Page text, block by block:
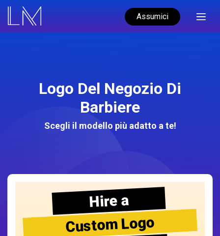
Assumici
Logo Del Negozio Di
Barbiere
Scegli il modello più adatto a te!
Hire a
Custom Logo